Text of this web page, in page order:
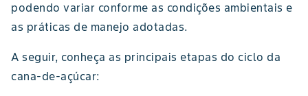
podendo variar conforme as condições ambientais e
as práticas de manejo adotadas.
A seguir, conheça as principais etapas do ciclo da
cana-de-açúcar: